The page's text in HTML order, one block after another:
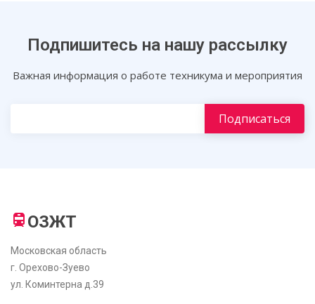
Подпишитесь на нашу рассылку
Важная информация о работе техникума и мероприятия
ОЗЖТ
Московская область
г. Орехово-Зуево
ул. Коминтерна д.39